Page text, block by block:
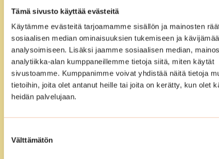
Tämä sivusto käyttää evästeitä
Käytämme evästeitä tarjoamamme sisällön ja mainosten
sosiaalisen median ominaisuuksien tukemiseen ja
analysoimiseen. Lisäksi jaamme sosiaalisen median,
analytiikka-alan kumppaneillemme tietoja siitä, miten käytät
sivustoamme. Kumppanimme voivat yhdistää näitä tietoja
tietoihin, joita olet antanut heille tai joita on kerätty, kun olet
heidän palvelujaan.
valinta
Välttämätön
vuosikellosuunnitelman ja sen jälkeen
me hoidamme loput. Meidän
ammattitaitoiset ja koulutetut siivoojat
varmistavat, että tilat ovat siivouksen
jälkeen puhtaat, edustavat ja täysin
käyttövalmiit.